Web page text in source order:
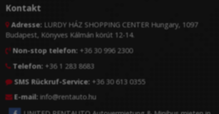
Kontakt
 Adresse: LURDY HÁZ SHOPPING CENTER Hungary, 1097
Budapest, Könyves Kálmán körút 12-14.
 Non-stop telefon: +36 30 996 2300
 Telefon: +36 1 283 8683
 SMS Rückruf-Service: +36 30 613 0355
 E-mail: info@rentauto.hu